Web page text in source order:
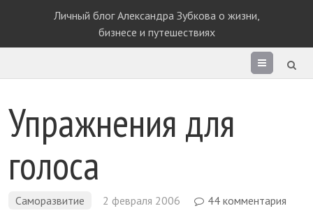
Личный блог Александра Зубкова о жизни,
бизнесе и путешествиях
Упражнения для
голоса
Саморазвитие 2 февраля 2006 44 комментария